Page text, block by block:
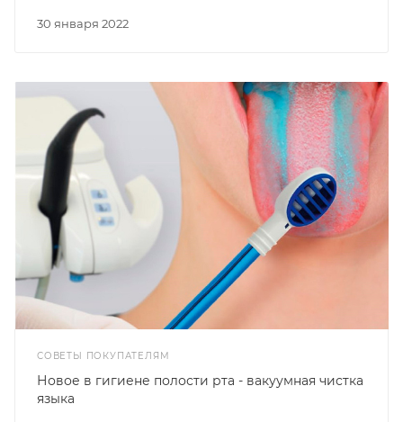
30 января 2022
СОВЕТЫ ПОКУПАТЕЛЯМ
Новое в гигиене полости рта - вакуумная чистка
языка